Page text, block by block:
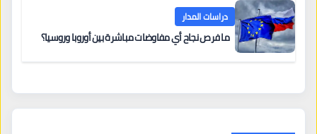
دراسات المدار
ما فرص نجاح أي مفاوضات مباشرة بين أوروبا وروسيا؟